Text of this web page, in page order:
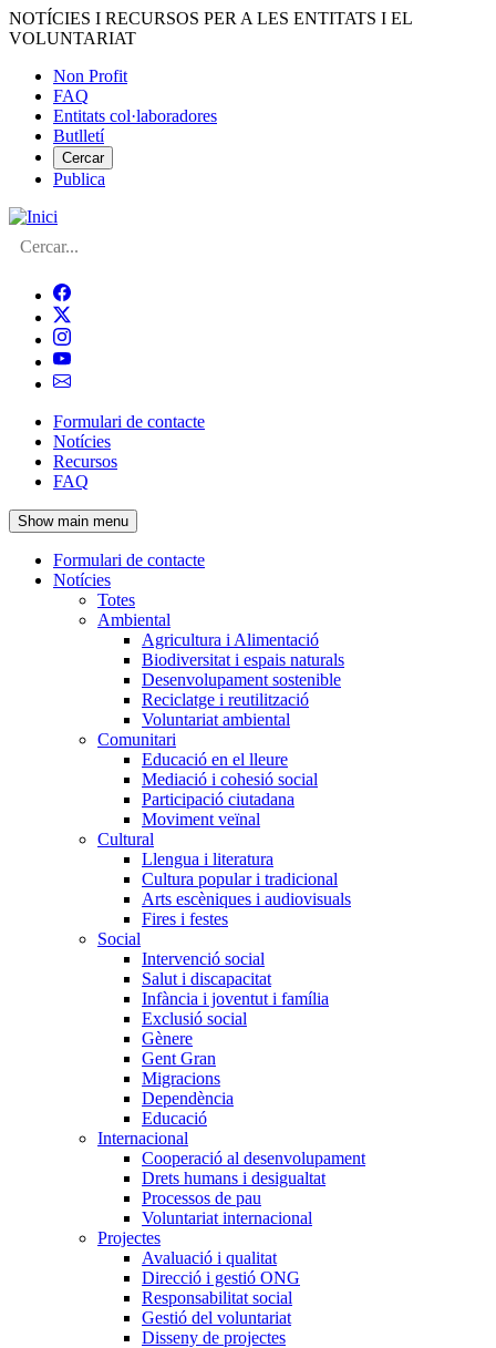
Vés
al
NOTÍCIES I RECURSOS PER A LES ENTITATS I EL
VOLUNTARIAT
Menú
del
compte
d'usuari
Non Profit
FAQ
Entitats col·laboradores
Butlletí
Cercar
Publica
Cerca
Navegació
principal
de
l'encapçalament
Formulari de contacte
Notícies
Recursos
FAQ
Show main menu
Navegació
principal
Formulari de contacte
Notícies
Totes
Ambiental
Agricultura i Alimentació
Biodiversitat i espais naturals
Desenvolupament sostenible
Reciclatge i reutilització
Voluntariat ambiental
Comunitari
Educació en el lleure
Mediació i cohesió social
Participació ciutadana
Moviment veïnal
Cultural
Llengua i literatura
Cultura popular i tradicional
Arts escèniques i audiovisuals
Fires i festes
Social
Intervenció social
Salut i discapacitat
Infància i joventut i família
Exclusió social
Gènere
Gent Gran
Migracions
Dependència
Educació
Internacional
Cooperació al desenvolupament
Drets humans i desigualtat
Processos de pau
Voluntariat internacional
Projectes
Avaluació i qualitat
Direcció i gestió ONG
Responsabilitat social
Gestió del voluntariat
Disseny de projectes